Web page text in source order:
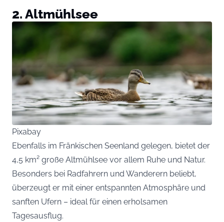
2. Altmühlsee
Pixabay
Ebenfalls im Fränkischen Seenland gelegen, bietet der
4,5 km² große Altmühlsee vor allem Ruhe und Natur.
Besonders bei Radfahrern und Wanderern beliebt,
überzeugt er mit einer entspannten Atmosphäre und
sanften Ufern – ideal für einen erholsamen
Tagesausflug.